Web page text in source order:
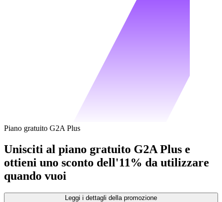
Piano gratuito G2A Plus
Unisciti al piano gratuito G2A Plus e
ottieni uno sconto dell'11% da utilizzare
quando vuoi
Leggi i dettagli della promozione